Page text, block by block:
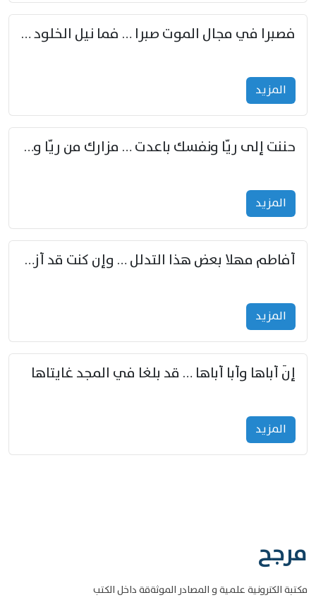
فصبرا في مجال الموت صبرا … فما نيل الخلود بمستطاع
المزید
حننت إلى ريّا ونفسك باعدت … مزارك من ريّا وشعباكما معا
المزید
أفاطم مهلا بعض هذا التدلل … وإن كنت قد أزمعت صرمي فأجملي
المزید
إنّ أباها وأبا أباها … قد بلغا في المجد غايتاها
المزید
مرجح
مكتبة الكترونية علمية و المصادر الموثةقة داخل الكتب